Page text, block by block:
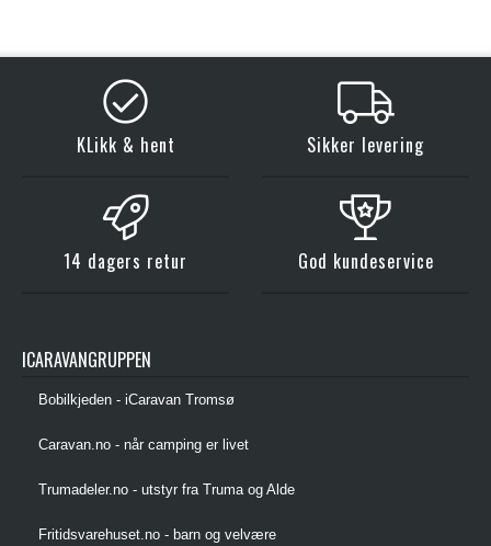
KLikk & hent Sikker levering
14 dagers retur God kundeservice
ICARAVANGRUPPEN
Bobilkjeden - iCaravan Tromsø
Caravan.no - når camping er livet
Trumadeler.no - utstyr fra Truma og Alde
Fritidsvarehuset.no - barn og velvære